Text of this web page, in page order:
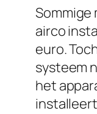
Sommige
airco
euro.
systeem
het